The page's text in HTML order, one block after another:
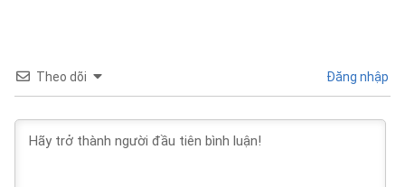
Theo dõi Đăng nhập